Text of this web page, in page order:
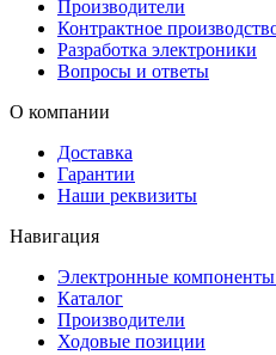
Производители
Контрактное
Разработка электроники
Вопросы и ответы
О компании
Доставка
Гарантии
Наши реквизиты
Навигация
Электронные
Каталог
Производители
Ходовые позиции